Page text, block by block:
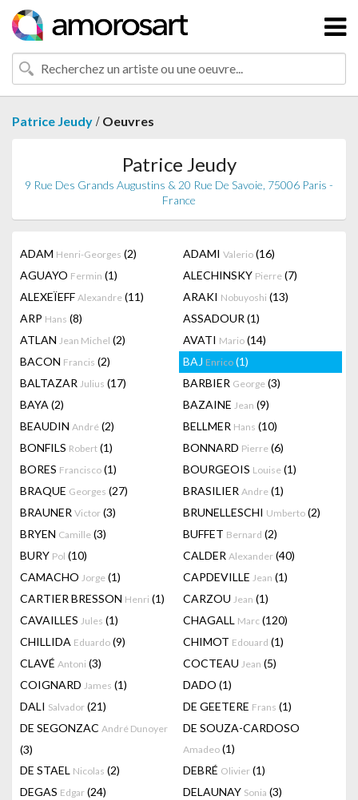
Patrice Jeudy / Oeuvres
Patrice Jeudy
9 Rue Des Grands Augustins & 20 Rue De Savoie, 75006 Paris -
France
ADAM Henri-Georges (2) ADAMI Valerio (16)
AGUAYO Fermin (1) ALECHINSKY Pierre (7)
ALEXEÏEFF Alexandre (11) ARAKI Nobuyoshi (13)
ARP Hans (8) ASSADOUR (1)
ATLAN Jean Michel (2) AVATI Mario (14)
BACON Francis (2) BAJ Enrico (1)
BALTAZAR Julius (17) BARBIER George (3)
BAYA (2) BAZAINE Jean (9)
BEAUDIN André (2) BELLMER Hans (10)
BONFILS Robert (1) BONNARD Pierre (6)
BORES Francisco (1) BOURGEOIS Louise (1)
BRAQUE Georges (27) BRASILIER Andre (1)
BRAUNER Victor (3) BRUNELLESCHI Umberto (2)
BRYEN Camille (3) BUFFET Bernard (2)
BURY Pol (10) CALDER Alexander (40)
CAMACHO Jorge (1) CAPDEVILLE Jean (1)
CARTIER BRESSON Henri (1) CARZOU Jean (1)
CAVAILLES Jules (1) CHAGALL Marc (120)
CHILLIDA Eduardo (9) CHIMOT Edouard (1)
CLAVÉ Antoni (3) COCTEAU Jean (5)
COIGNARD James (1) DADO (1)
DALI Salvador (21) DE GEETERE Frans (1)
DE SEGONZAC André Dunoyer
(3)
DE SOUZA-CARDOSO
Amadeo (1)
DE STAEL Nicolas (2) DEBRÉ Olivier (1)
DEGAS Edgar (24) DELAUNAY Sonia (3)